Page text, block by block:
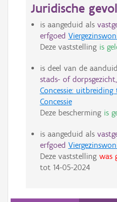
Juridische
is aangeduid als
erfgoed
Deze vaststelling is
is deel van de
stads- of
Concessie:
Concessie
Deze bescherming is
is aangeduid als
erfgoed
Deze vaststelling was
tot 14-05-2024